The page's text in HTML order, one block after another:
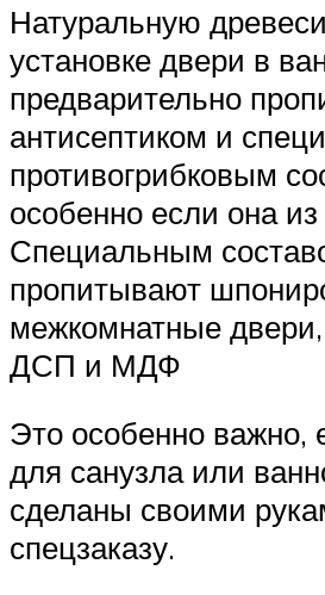
Натуральную
установке двери в
предварительно
антисептиком и
противогрибковым
особенно если она
Специальным
пропитывают
межкомнатные
ДСП и МДФ
Это особенно важно,
для санузла или
сделаны своими
спецзаказу.